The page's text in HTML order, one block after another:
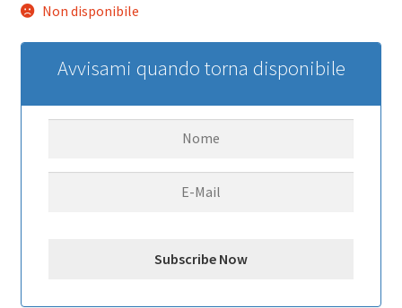
Non disponibile
Avvisami quando torna disponibile